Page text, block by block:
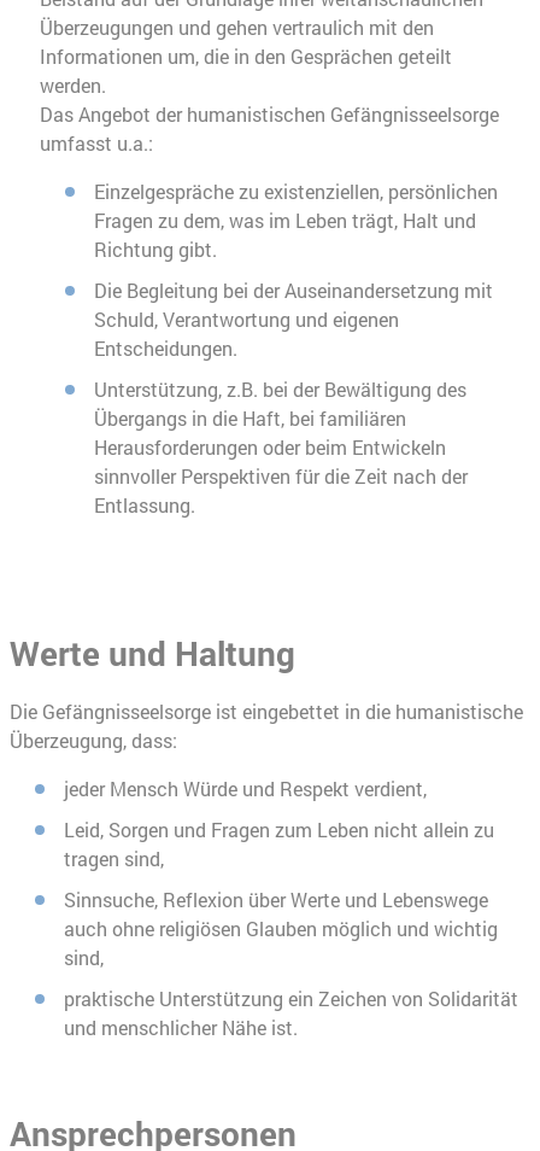
Überzeugungen und gehen vertraulich mit den
Informationen um, die in den Gesprächen geteilt
werden.
Das Angebot der humanistischen Gefängnisseelsorge
umfasst u.a.:
Einzelgespräche zu existenziellen, persönlichen
Fragen zu dem, was im Leben trägt, Halt und
Richtung gibt.
Die Begleitung bei der Auseinandersetzung mit
Schuld, Verantwortung und eigenen
Entscheidungen.
Unterstützung, z.B. bei der Bewältigung des
Übergangs in die Haft, bei familiären
Herausforderungen oder beim Entwickeln
sinnvoller Perspektiven für die Zeit nach der
Entlassung.
Werte und Haltung
Die Gefängnisseelsorge ist eingebettet in die humanistische
Überzeugung, dass:
jeder Mensch Würde und Respekt verdient,
Leid, Sorgen und Fragen zum Leben nicht allein zu
tragen sind,
Sinnsuche, Reflexion über Werte und Lebenswege
auch ohne religiösen Glauben möglich und wichtig
sind,
praktische Unterstützung ein Zeichen von Solidarität
und menschlicher Nähe ist.
Ansprechpersonen